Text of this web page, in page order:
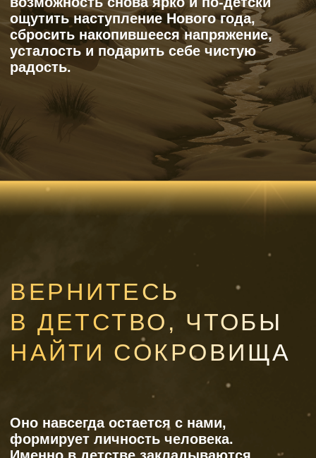
На концерте вы услышите 8 историй
о детстве. О волшебстве, в которое
мы искренне верили когда-то.
О фантазиях, страхах и обидах, первых
победах и детском прощении. Сколько
воспоминания и чувства — это словно
шкатулку с сокровищами и дать
им засверкать снова. Снова поверить
в себя, свои мечты и в чудо, которому
всё ещё есть место в жизни.
ДЕТСТВО
САМОЕ
ВАЖНОЕ ВРЕМЯ
В ЖИЗНИ ЧЕЛОВЕКА